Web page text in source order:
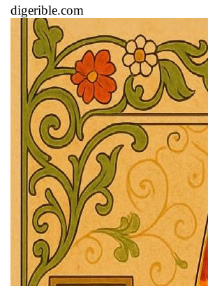
digerible.com